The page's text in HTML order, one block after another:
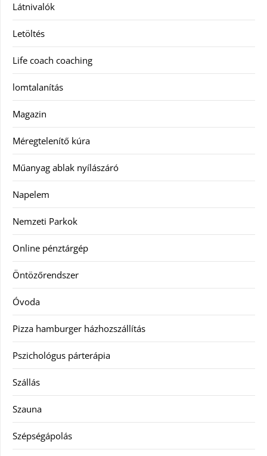
Látnivalók
Letöltés
Life coach coaching
lomtalanítás
Magazin
Méregtelenítő kúra
Műanyag ablak nyílászáró
Napelem
Nemzeti Parkok
Online pénztárgép
Öntözőrendszer
Óvoda
Pizza hamburger házhozszállítás
Pszichológus párterápia
Szállás
Szauna
Szépségápolás